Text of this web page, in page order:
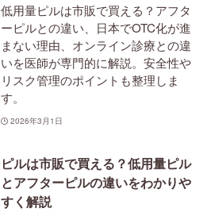
低用量ピルは市販で買える？アフタ
ーピルとの違い、日本でOTC化が進
まない理由、オンライン診療との違
いを医師が専門的に解説。安全性や
リスク管理のポイントも整理しま
す。
2026年3月1日
ピルは市販で買える？低用量ピル
とアフターピルの違いをわかりや
すく解説